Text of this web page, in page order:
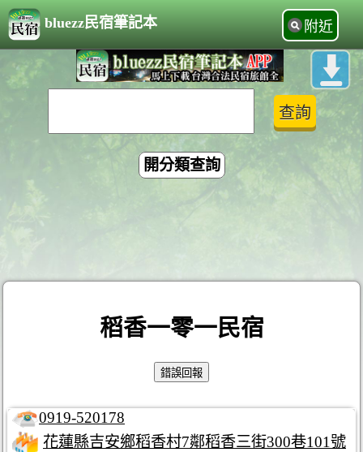
bluezz民宿筆記本 附近
開分類查詢
稻香一零一民宿
0919-520178
花蓮縣吉安鄉稻香村7鄰稻香三街300巷101號